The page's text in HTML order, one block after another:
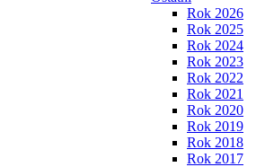
Rok 2026
Rok 2025
Rok 2024
Rok 2023
Rok 2022
Rok 2021
Rok 2020
Rok 2019
Rok 2018
Rok 2017